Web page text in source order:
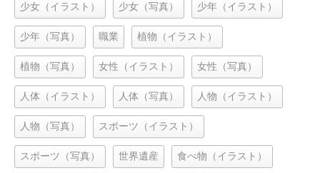
少女（イラスト） 少女（写真） 少年（イラスト）
少年（写真） 職業 植物（イラスト）
植物（写真） 女性（イラスト） 女性（写真）
人体（イラスト） 人体（写真） 人物（イラスト）
人物（写真） スポーツ（イラスト）
スポーツ（写真） 世界遺産 食べ物（イラスト）